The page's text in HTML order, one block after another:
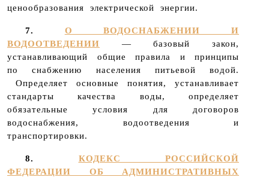
ценообразования электрической энергии.
7. О ВОДОСНАБЖЕНИИ И
ВОДООТВЕДЕНИИ — базовый закон,
устанавливающий общие правила и принципы
по снабжению населения питьевой водой.
Определяет основные понятия, устанавливает
стандарты качества воды, определяет
обязательные условия для договоров
водоснабжения, водоотведения и
транспортировки.
8. КОДЕКС РОССИЙСКОЙ
ФЕДЕРАЦИИ ОБ АДМИНИСТРАТИВНЫХ